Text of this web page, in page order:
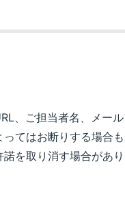
、ご担当者名、メー
てはお断りする場合
を取り消す場合があ